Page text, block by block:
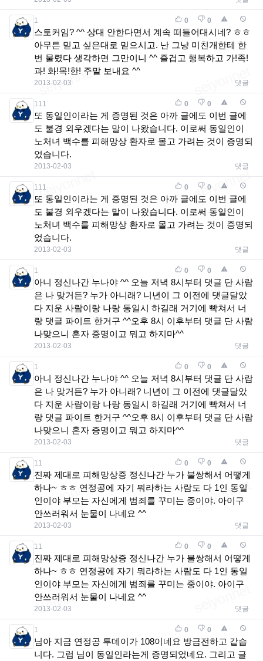
1 0 0
스토커임? ^^ 상대 안한다면서 계속 떠들어대시네? ㅎㅎ
아무튼 믿고 싶은대로 믿으시고. 난 그냥 미친개한테 한
번 물렸다 생각하면 그만이니 ^^ 즐겁고 행복하고 가!족!
과! 화!목!한! 주말 보내요 ^^
2013-02-03 댓글
111 0 0
또 동일인이라는 게 증명된 것은 아까 글에도 이번 글에
도 불경 외우겠다는 말이 나왔습니다. 이로써 동일인이
노처녀 백수를 피해망상 환자로 몰고 가려는 것이 증명되
었습니다.
2013-02-03 댓글
111 0 0
또 동일인이라는 게 증명된 것은 아까 글에도 이번 글에
도 불경 외우겠다는 말이 나왔습니다. 이로써 동일인이
노처녀 백수를 피해망상 환자로 몰고 가려는 것이 증명되
었습니다.
2013-02-03 댓글
1 0 0
아니 정신나간 누나야 ^^ 오늘 저녁 8시부터 댓글 단 사람
은 나 맞거든? 누가 아니래? 니년이 그 이전에 댓글달았
다 지운 사람이랑 나랑 동일시 하길래 거기에 빡쳐서 너
랑 댓글 파이트 한거구 ^^오후 8시 이후부터 댓글 단 사람
나맞으니 혼자 증명이고 뭐고 하지마^^
2013-02-03 댓글
1 0 0
아니 정신나간 누나야 ^^ 오늘 저녁 8시부터 댓글 단 사람
은 나 맞거든? 누가 아니래? 니년이 그 이전에 댓글달았
다 지운 사람이랑 나랑 동일시 하길래 거기에 빡쳐서 너
랑 댓글 파이트 한거구 ^^오후 8시 이후부터 댓글 단 사람
나맞으니 혼자 증명이고 뭐고 하지마^^
2013-02-03 댓글
11 0 0
진짜 제대로 피해망상증 정신나간 누가 불쌍해서 어떻게
하나~ ㅎㅎ 연정공에 자기 뭐라하는 사람도 다 1인 동일
인이야 부모는 자신에게 범죄를 꾸미는 중이야. 아이구
안쓰러워서 눈물이 나네요 ^^
2013-02-03 댓글
11 0 0
진짜 제대로 피해망상증 정신나간 누가 불쌍해서 어떻게
하나~ ㅎㅎ 연정공에 자기 뭐라하는 사람도 다 1인 동일
인이야 부모는 자신에게 범죄를 꾸미는 중이야. 아이구
안쓰러워서 눈물이 나네요 ^^
2013-02-03 댓글
1 0 0
님아 지금 연정공 투데이가 108이네요 방금전하고 같습
니다. 그럼 님이 동일인라는게 증명되었네요. 그리고 글